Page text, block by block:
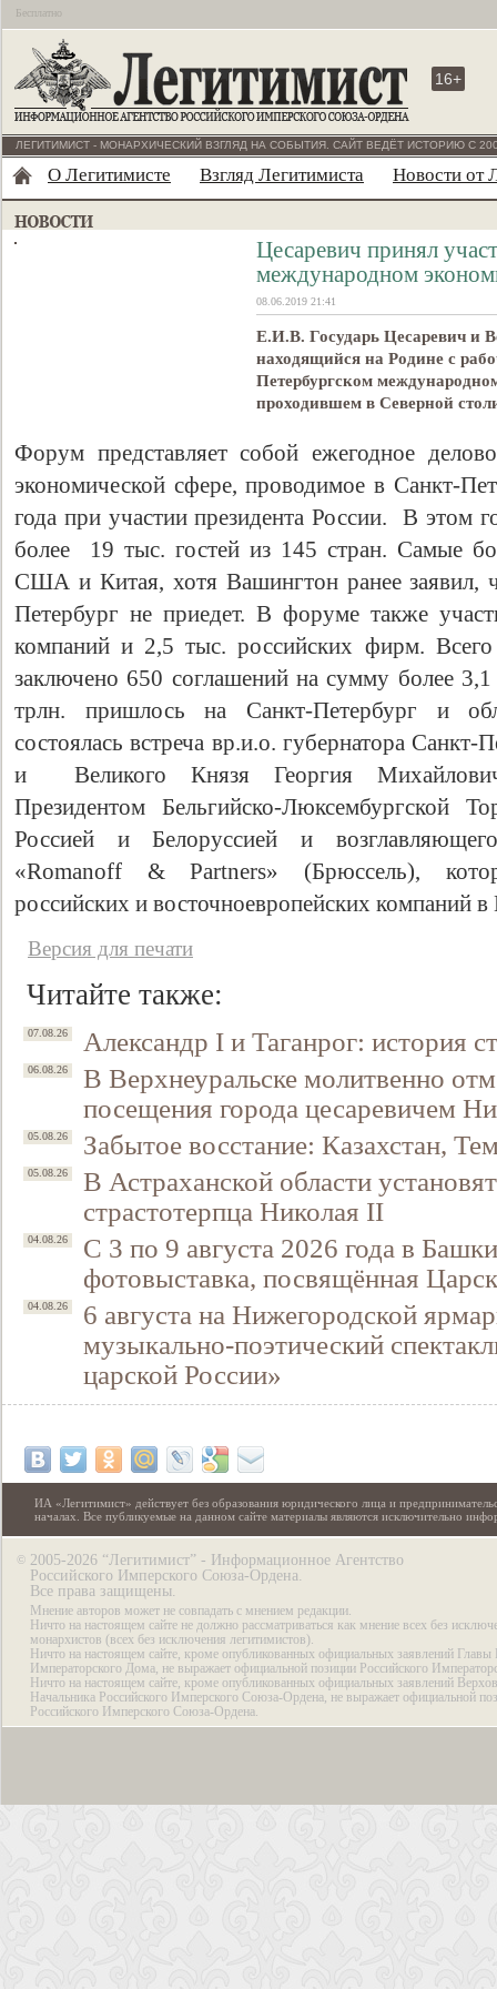
Бесплатно
16+
ЛЕГИТИМИСТ - МОНАРХИЧЕСКИЙ ВЗГЛЯД НА СОБЫТИЯ. САЙТ ВЕДЁТ ИСТОРИЮ С
О Легитимисте Взгляд Легитимиста Новости от
Цесаревич принял
международном
08.06.2019 21:41
Е.И.В. Государь Цесаревич и
находящийся на Родине с
Петербургском
проходившем в Северной
Форум представляет собой ежегодное
экономической сфере, проводимое в Санкт-
года при участии президента России. В
более 19 тыс. гостей из 145 стран. Самые
США и Китая, хотя Вашингтон ранее заявил,
Петербург не приедет. В форуме также
компаний и 2,5 тыс. российских фирм.
заключено 650 соглашений на сумму более
трлн. пришлось на Санкт-Петербург и
состоялась встреча вр.и.о. губернатора Санкт-
и Великого Князя Георгия
Президентом Бельгийско-Люксембургской
Россией и Белоруссией и возглавляющего
«Romanoff & Partners» (Брюссель),
российских и восточноевропейских компаний
Версия для печати
Читайте также:
07.08.26 Александр I и Таганрог: история
06.08.26
В Верхнеуральске молитвенно
посещения города цесаревичем
05.08.26 Забытое восстание: Казахстан,
05.08.26
В Астраханской области
страстотерпца Николая II
04.08.26
С 3 по 9 августа 2026 года в
фотовыставка, посвящённая
04.08.26
6 августа на Нижегородской
музыкально-поэтический
царской России»
Свидетельство
ИА «Легитимист» действует без образования юридического лица и
началах. Все публикуемые на данном сайте материалы являются исключительно
© 2005-2026 “Легитимист” - Информационное Агентство
Российского Имперского Союза-Ордена.
Все права защищены.
Мнение авторов может не совпадать с мнением редакции.
Ничто на настоящем сайте не должно рассматриваться как мнение всех без
монархистов (всех без исключения легитимистов).
Ничто на настоящем сайте, кроме опубликованных официальных заявлений Главы
Императорского Дома, не выражает официальной позиции Российского
Ничто на настоящем сайте, кроме опубликованных официальных заявлений
Начальника Российского Имперского Союза-Ордена, не выражает официальной
Российского Имперского Союза-Ордена.